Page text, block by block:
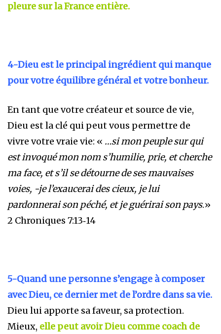
pleure sur la France entière.
4-Dieu est le principal ingrédient qui manque
pour votre équilibre général et votre bonheur.
En tant que votre créateur et source de vie,
Dieu est la clé qui peut vous permettre de
vivre votre vraie vie: « …si mon peuple sur qui
est invoqué mon nom s’humilie, prie, et cherche
ma face, et s’il se détourne de ses mauvaises
voies, -je l’exaucerai des cieux, je lui
pardonnerai son péché, et je guérirai son pays.»
2 Chroniques 7:13‑14
5-Quand une personne s’engage à composer
avec Dieu, ce dernier met de l’ordre dans sa vie.
Dieu lui apporte sa faveur, sa protection.
Mieux, elle peut avoir Dieu comme coach de